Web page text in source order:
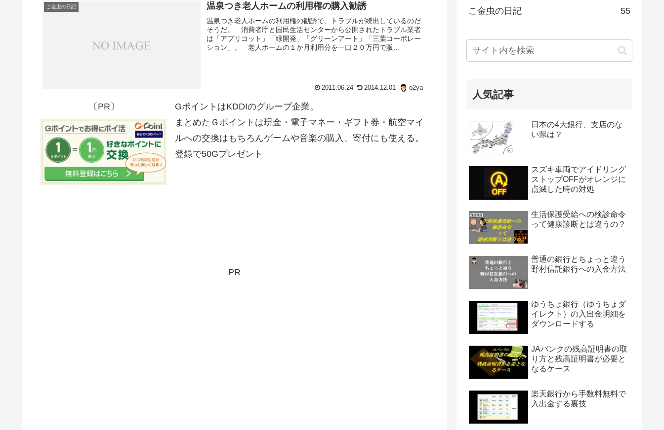
こ金虫の日記 温泉つき老人ホームの利用権の購入勧誘
温泉つき老人ホームの利用権の勧誘で、トラブルが続出しているのだ
そうだ。 消費者庁と国民生活センターから公開されたトラブル業者
は「アプリコット」「緑開発」「グリーンアート」「三葉コーポレー
ション」。 老人ホームの１か月利用分を一口２０万円で販...
2011.06.24 2014.12.01 o2ya
〔PR〕
GポイントはKDDIのグループ企業。
まとめたＧポイントは現金・電子マネー・ギフト券・航空マイ
ルへの交換はもちろんゲームや音楽の購入、寄付にも使える。
登録で50Gプレゼント
PR
こ金虫の日記 55
人気記事
日本の4大銀行、支店のな
い県は？
スズキ車両でアイドリング
ストップOFFがオレンジに
点滅した時の対処
生活保護受給への検診命令
って健康診断とは違うの？
普通の銀行とちょっと違う
野村信託銀行への入金方法
ゆうちょ銀行（ゆうちょダ
イレクト）の入出金明細を
ダウンロードする
JAバンクの残高証明書の取
り方と残高証明書が必要と
なるケース
楽天銀行から手数料無料で
入出金する裏技